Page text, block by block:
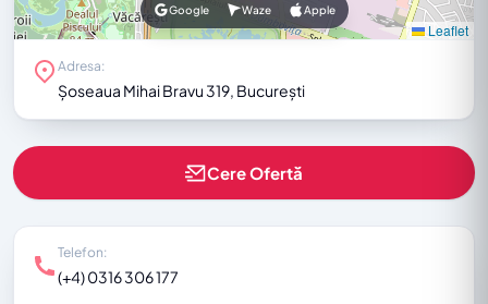
Leaflet
Google Waze Apple
Adresa:
Șoseaua Mihai Bravu 319, București
Cere Ofertă
Telefon:
(+4) 0316 306 177